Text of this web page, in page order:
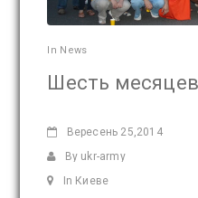
In News
Шесть
Вересень 25,2014
By ukr-army
In Киеве